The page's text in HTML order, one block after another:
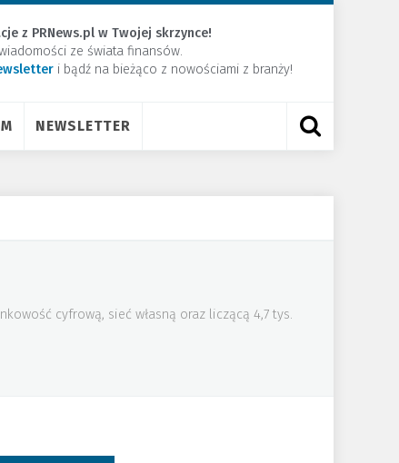
z PRNews.pl w Twojej skrzynce!
ze świata finansów.
​i bądź na bieżąco z nowościami z branży!
NEWSLETTER
cyfrową, sieć własną oraz liczącą 4,7 tys.